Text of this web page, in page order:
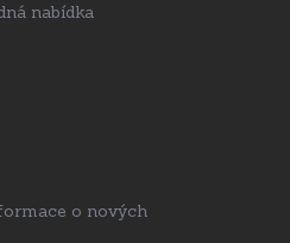
nabídka
o nových